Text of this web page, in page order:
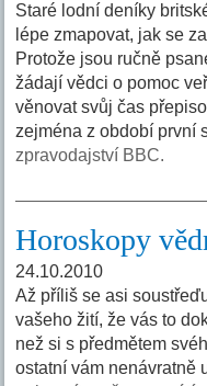
Staré lodní deníky
lépe zmapovat, jak se
Protože jsou ručně
žádají vědci o pomoc
věnovat svůj čas
zejména z období první
zpravodajství BBC.
Horoskopy
24.10.2010
Až příliš se asi
vašeho žití, že vás to
než si s předmětem
ostatní vám nenávratně